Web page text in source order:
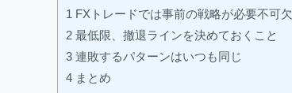
1 FXトレードでは事前の戦略が必要不可欠
2 最低限、撤退ラインを決めておくこと
3 連敗するパターンはいつも同じ
4 まとめ